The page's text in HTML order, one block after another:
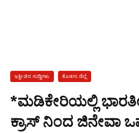
ಇತ್ತೀಚಿನ ಸುದ್ದಿಗಳು ಕೊಡಗು ಜಿಲ್ಲೆ
*ಮಡಿಕೇರಿಯಲ್ಲಿ
ಕ್ರಾಸ್ ನಿಂದ ಜಿನೇವಾ